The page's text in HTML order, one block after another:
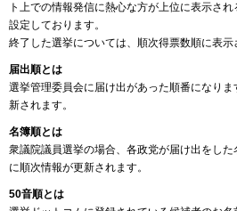
ト上での情報発信に熱心な方が上位に表示さ
設定しております。
終了した選挙については、順次得票数順に表示
届出順とは
選挙管理委員会に届け出があった順番になり
新されます。
名簿順とは
衆議院議員選挙の場合、各政党が届け出をし
に順次情報が更新されます。
50音順とは